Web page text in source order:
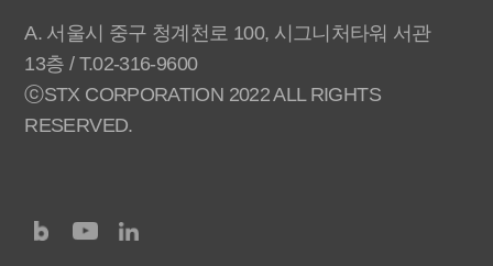
A. 서울시 중구 청계천로 100, 시그니처타워 서관
13층 / T.02-316-9600
ⓒSTX CORPORATION 2022 ALL RIGHTS
RESERVED.